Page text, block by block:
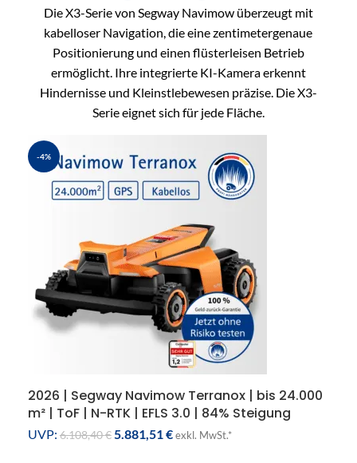
Die X3-Serie von Segway Navimow überzeugt mit
kabelloser Navigation, die eine zentimetergenaue
Positionierung und einen flüsterleisen Betrieb
ermöglicht. Ihre integrierte KI-Kamera erkennt
Hindernisse und Kleinstlebewesen präzise. Die X3-
Serie eignet sich für jede Fläche.
-4%
2026 | Segway Navimow Terranox | bis 24.000
m² | ToF | N-RTK | EFLS 3.0 | 84% Steigung
UVP: 6.108,40€5.881,51€ exkl. MwSt.*